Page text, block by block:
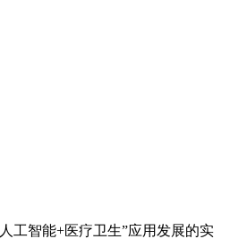
工智能+医疗卫生”应用发展的实